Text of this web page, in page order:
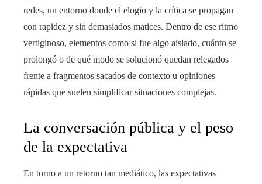
redes, un entorno donde el elogio y la crítica se propagan
con rapidez y sin demasiados matices. Dentro de ese ritmo
vertiginoso, elementos como si fue algo aislado, cuánto se
prolongó o de qué modo se solucionó quedan relegados
frente a fragmentos sacados de contexto u opiniones
rápidas que suelen simplificar situaciones complejas.
La conversación pública y el peso
de la expectativa
En torno a un retorno tan mediático, las expectativas